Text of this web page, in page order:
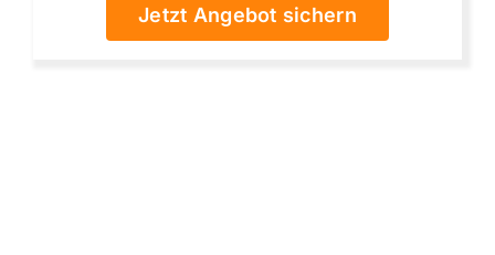
Jetzt Angebot sichern